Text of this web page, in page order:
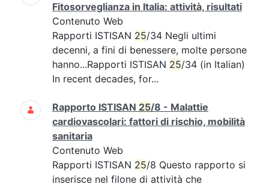
Fitosorveglianza in Italia: attività, risultati
Contenuto Web
Rapporti ISTISAN 25/34 Negli ultimi
decenni, a fini di benessere, molte persone
hanno...Rapporti ISTISAN 25/34 (in Italian)
In recent decades, for...
Rapporto ISTISAN 25/8 - Malattie
cardiovascolari: fattori di rischio, mobilità
sanitaria
Contenuto Web
Rapporti ISTISAN 25/8 Questo rapporto si
inserisce nel filone di attività che